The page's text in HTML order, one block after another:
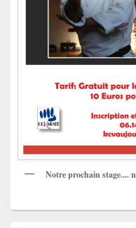
Notre prochain stage....